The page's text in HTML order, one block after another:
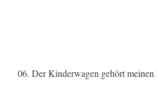
06. Der Kinderwagen gehört meinen